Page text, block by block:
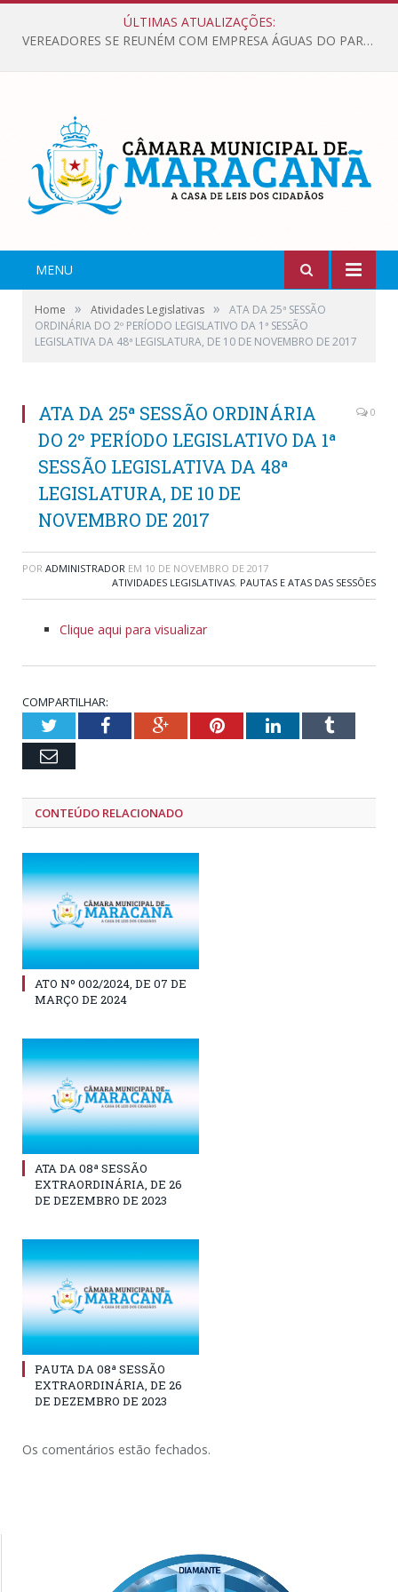
ÚLTIMAS ATUALIZAÇÕES:
VEREADORES SE REUNÉM COM EMPRESA ÁGUAS DO PARÁ, PARA APRESENTAR REIVINDICAÇÕES E MELHORIAS NA QUALIDADE DOS SERVIÇOS OFERECIDOS Á POPULAÇÃO.
MENU
Home » Atividades Legislativas »
ATA DA 25ª SESSÃO
ORDINÁRIA DO 2º PERÍODO LEGISLATIVO DA 1ª SESSÃO
LEGISLATIVA DA 48ª LEGISLATURA, DE 10 DE NOVEMBRO DE 2017
ATA DA 25ª SESSÃO ORDINÁRIA
DO 2º PERÍODO LEGISLATIVO DA 1ª
SESSÃO LEGISLATIVA DA 48ª
LEGISLATURA, DE 10 DE
NOVEMBRO DE 2017
0
POR ADMINISTRADOR EM 10 DE NOVEMBRO DE 2017
ATIVIDADES LEGISLATIVAS, PAUTAS E ATAS DAS SESSÕES
Clique aqui para visualizar
COMPARTILHAR:
TwitterFacebookGoogle+PinterestLinkedInTumblr
Email
CONTEÚDO RELACIONADO
ATO Nº 002/2024, DE 07 DE
MARÇO DE 2024
ATA DA 08ª SESSÃO
EXTRAORDINÁRIA, DE 26
DE DEZEMBRO DE 2023
PAUTA DA 08ª SESSÃO
EXTRAORDINÁRIA, DE 26
DE DEZEMBRO DE 2023
Os comentários estão fechados.